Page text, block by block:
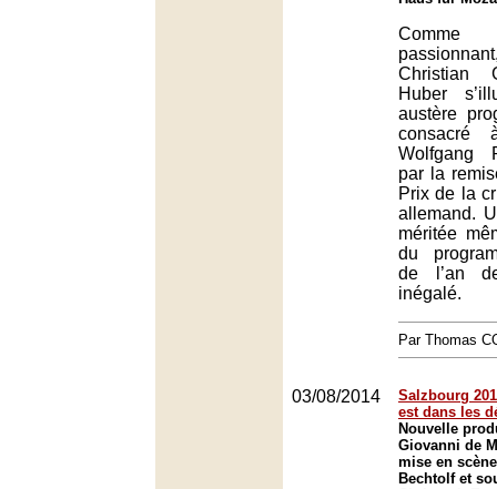
Christian
Huber
austère
consacré
Wolfgang
par la
Prix de la
allemand.
méritée
du
de l’an
inégalé.
Par Thomas
03/08/2014
Salzbourg
est dans les
Nouvelle
Giovanni de
mise en
Bechtolf et